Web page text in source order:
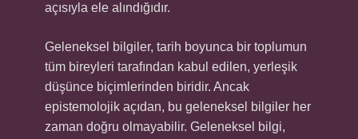
açısıyla ele alındığıdır.
Geleneksel bilgiler, tarih boyunca bir toplumun
tüm bireyleri tarafından kabul edilen, yerleşik
düşünce biçimlerinden biridir. Ancak
epistemolojik açıdan, bu geleneksel bilgiler her
zaman doğru olmayabilir. Geleneksel bilgi,